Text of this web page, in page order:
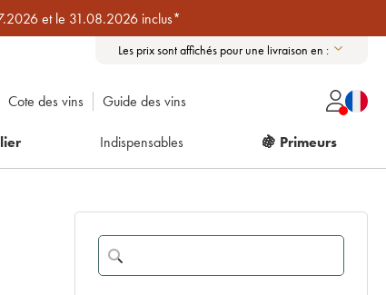
et le 31.08.2026 inclus*
Les prix sont affichés pour une livraison en :
Cote des vins Guide des vins
Indispensables 🍇 Primeurs